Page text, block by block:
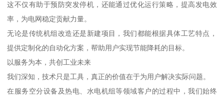
这不仅有助于预防突发停机，还能通过优化运行策略，提高发电效
率，为电网稳定贡献力量。
无论是传统机组改造还是新建项目，我们都能根据具体工艺特点，
提供定制化的自动化方案，帮助用户实现节能降耗的目标。
以服务为本，共创工业未来
我们深知，技术只是工具，真正的价值在于为用户解决实际问题。
在服务空分设备及热电、水电机组等领域客户的过程中，我们始终